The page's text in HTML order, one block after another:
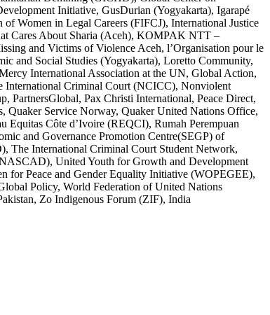
Initiative, GusDurian (Yogyakarta), Igarapé
Women in Legal Careers (FIFCJ), International Justice
Cares About Sharia (Aceh), KOMPAK NTT –
and Victims of Violence Aceh, l’Organisation pour le
and Social Studies (Yogyakarta), Loretto Community,
International Association at the UN, Global Action,
International Criminal Court (NCICC), Nonviolent
PartnersGlobal, Pax Christi International, Peace Direct,
Quaker Service Norway, Quaker United Nations Office,
Côte d’Ivoire (REQCI), Rumah Perempuan
and Governance Promotion Centre(SEGP) of
The International Criminal Court Student Network,
United Youth for Growth and Development
for Peace and Gender Equality Initiative (WOPEGEE),
Policy, World Federation of United Nations
Zo Indigenous Forum (ZIF), India